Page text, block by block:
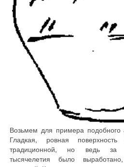
Возьмем для примера
Гладкая, ровная
традиционной, но ведь за
тысячелетия было